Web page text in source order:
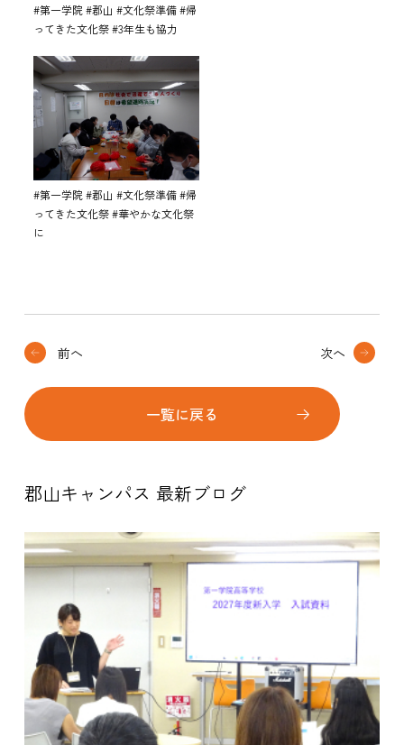
#第一学院 #郡山 #文化祭準備 #帰
ってきた文化祭 #3年生も協力
#第一学院 #郡山 #文化祭準備 #帰
ってきた文化祭 #華やかな文化祭
に
前へ
一覧に戻る
次へ
郡山キャンパス 最新ブログ